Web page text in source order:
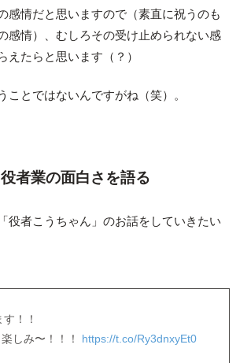
感情だと思いますので（素直に祝うのも
感情）、むしろその受け止められない感
えたらと思います（？）
ことではないんですがね（笑）。
者業の面白さを語る
役者こうちゃん」のお話をしていきたい
！！
しみ〜！！！ https://t.co/Ry3dnxyEt0